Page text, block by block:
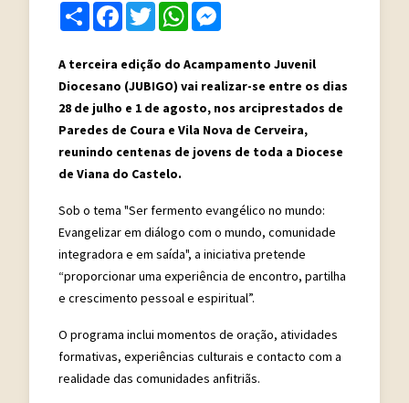
Share FacebookTwitterWhatsApp
A terceira edição do Acampamento Juvenil
Diocesano (JUBIGO) vai realizar-se entre os dias
28 de julho e 1 de agosto, nos arciprestados de
Paredes de Coura e Vila Nova de Cerveira,
reunindo centenas de jovens de toda a Diocese
de Viana do Castelo.
Sob o tema "Ser fermento evangélico no mundo:
Evangelizar em diálogo com o mundo, comunidade
integradora e em saída", a iniciativa pretende
“proporcionar uma experiência de encontro, partilha
e crescimento pessoal e espiritual”.
O programa inclui momentos de oração, atividades
formativas, experiências culturais e contacto com a
realidade das comunidades anfitriãs.